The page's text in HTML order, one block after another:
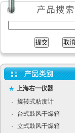
上海右一仪器
·
旋转式粘度计
·
台式鼓风干燥箱
·
立式鼓风干燥箱